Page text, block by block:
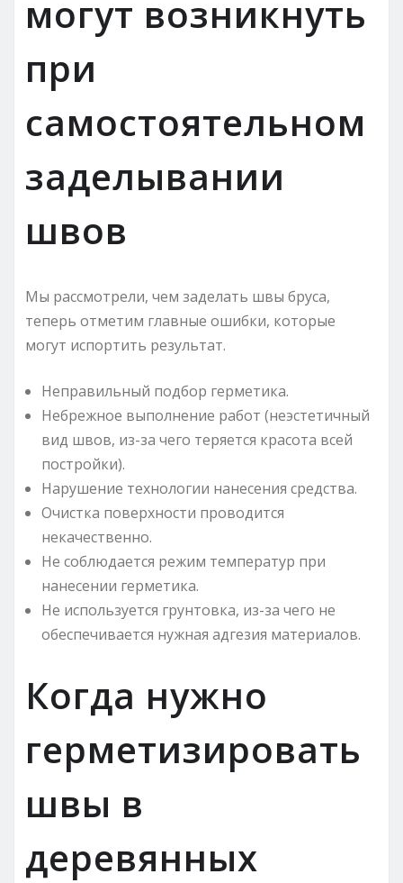
могут возникнуть
при
самостоятельном
заделывании
швов
Мы рассмотрели, чем заделать швы бруса,
теперь отметим главные ошибки, которые
могут испортить результат.
Неправильный подбор герметика.
Небрежное выполнение работ (неэстетичный
вид швов, из-за чего теряется красота всей
постройки).
Нарушение технологии нанесения средства.
Очистка поверхности проводится
некачественно.
Не соблюдается режим температур при
нанесении герметика.
Не используется грунтовка, из-за чего не
обеспечивается нужная адгезия материалов.
Когда нужно
герметизировать
швы в
деревянных